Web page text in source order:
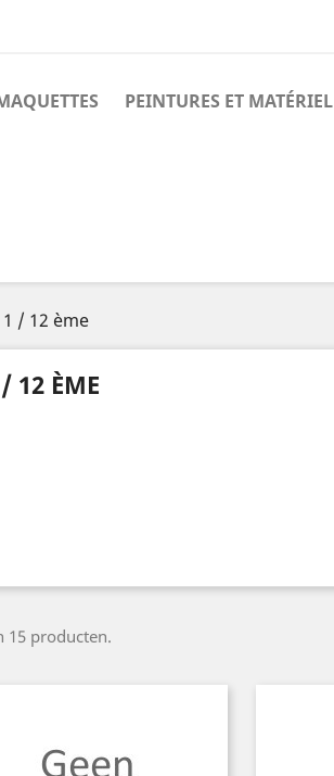
PEINTURES ET MATÉRIEL
1 / 12 ème
12 ÈME
15 producten.